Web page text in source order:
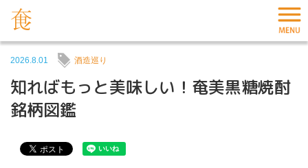
2026.8.01 酒造巡り
知ればもっと美味しい！奄美黒糖焼酎
銘柄図鑑